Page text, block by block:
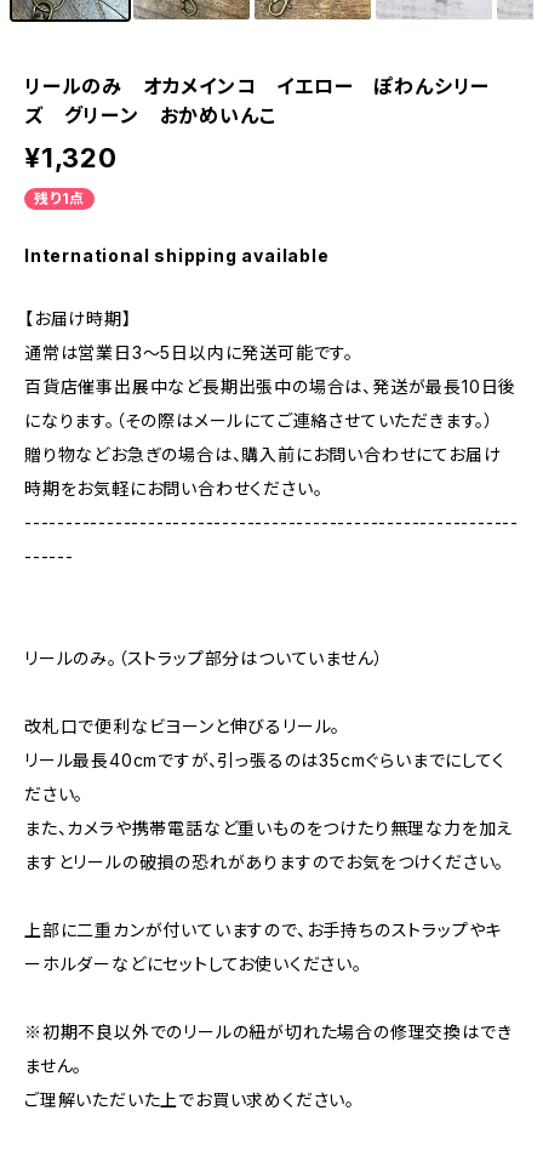
リールのみ オカメインコ イエロー ぽわんシリー
ズ グリーン おかめいんこ
¥1,320
残り1点
International shipping available
【お届け時期】
通常は営業日3〜5日以内に発送可能です。
百貨店催事出展中など長期出張中の場合は、発送が最長10日後
になります。（その際はメールにてご連絡させていただきます。）
贈り物などお急ぎの場合は、購入前にお問い合わせにてお届け
時期をお気軽にお問い合わせください。
------------------------------------------------------------
------
リールのみ。（ストラップ部分はついていません）
改札口で便利なビヨーンと伸びるリール。
リール最長40cmですが、引っ張るのは35cmぐらいまでにしてく
ださい。
また、カメラや携帯電話など重いものをつけたり無理な力を加え
ますとリールの破損の恐れがありますのでお気をつけください。
上部に二重カンが付いていますので、お手持ちのストラップやキ
ーホルダーなどにセットしてお使いください。
※初期不良以外でのリールの紐が切れた場合の修理交換はでき
ません。
ご理解いただいた上でお買い求めください。